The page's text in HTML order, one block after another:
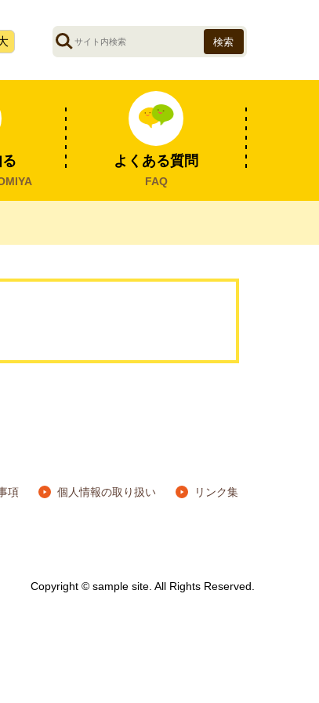
サ
イ
ト
よくある質問
FAQ
項 個人情報の取り扱い リンク集
Copyright © sample site. All Rights Reserved.